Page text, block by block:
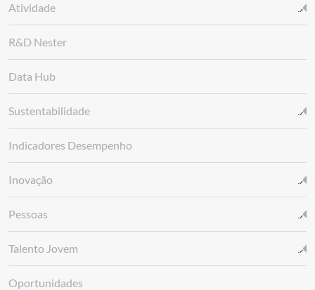
Atividade
R&D Nester
Data Hub
Sustentabilidade
Indicadores Desempenho
Inovação
Pessoas
Talento Jovem
Oportunidades